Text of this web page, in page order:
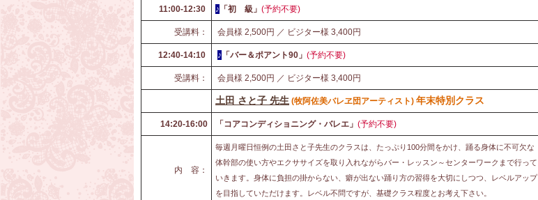
11:00-12:30 ♪ 「初 級」 (予約不要)
受講料： 会員様 2,500円 ／ ビジター様 3,400円
12:40-14:10 ♪ 「バー＆ポアント90」 (予約不要)
受講料： 会員様 2,500円 ／ ビジター様 3,400円
土田 さと子 先生 (牧阿佐美バレヱ団アーティスト) 年末特別クラス
14:20-16:00 「コアコンディショニング・バレエ」 (予約不要)
内 容：
毎週月曜日恒例の土田さと子先生のクラスは、たっぷり100分間をかけ、踊る身体に不可欠な
体幹部の使い方やエクササイズを取り入れながらバー・レッスン～センターワークまで行って
いきます。身体に負担の掛からない、癖が出ない踊り方の習得を大切にしつつ、レベルアップ
を目指していただけます。レベル不問ですが、基礎クラス程度とお考え下さい。